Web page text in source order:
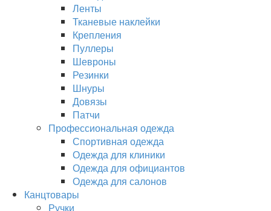
Ленты
Тканевые наклейки
Крепления
Пуллеры
Шевроны
Резинки
Шнуры
Довязы
Патчи
Профессиональная одежда
Спортивная одежда
Одежда для клиники
Одежда для официантов
Одежда для салонов
Канцтовары
Ручки